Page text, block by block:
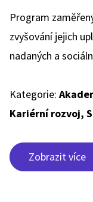
Program
zvyšování jejich
nadaných a
Kategorie:
Kariérní rozvoj,
Zobrazit více